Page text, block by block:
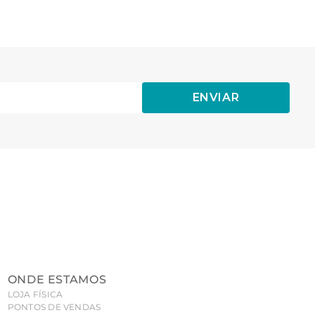
ENVIAR
ONDE ESTAMOS
LOJA FÍSICA
PONTOS DE VENDAS